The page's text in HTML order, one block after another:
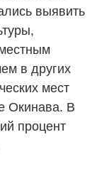
выявить
в других
мест
Окинава. В
процент